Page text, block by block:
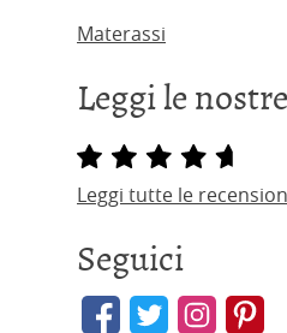
Materassi
Leggi le
Leggi tutte le
Seguici